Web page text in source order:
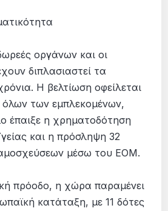
οργάνων και οι
διπλασιαστεί τα
Η βελτίωση οφείλεται
όλων των εμπλεκομένων,
έπαιξε η χρηματοδότηση
και η πρόσληψη 32
μέσω του ΕΟΜ.
πρόοδο, η χώρα παραμένει
κατάταξη, με 11 δότες